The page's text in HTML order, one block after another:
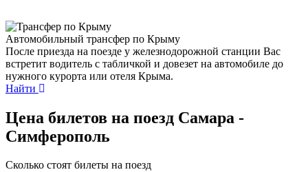
Автомобильный трансфер по Крыму
После приезда на поезде у железнодорожной станции Вас
встретит водитель с табличкой и довезет на автомобиле до
нужного курорта или отеля Крыма.
Найти
Цена билетов на поезд Самара -
Симферополь
Сколько стоят билеты на поезд